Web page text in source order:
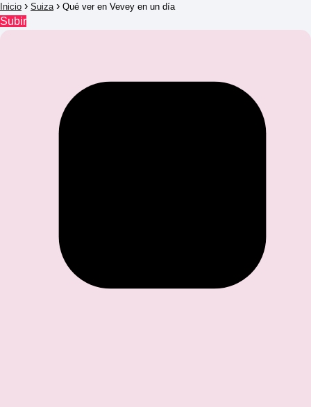
Inicio Suiza Qué ver en Vevey en un día
Subir